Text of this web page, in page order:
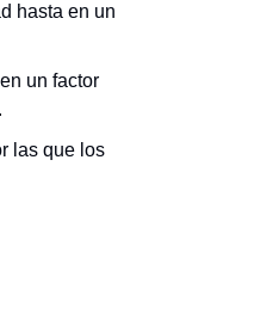
hasta en un
un factor
las que los